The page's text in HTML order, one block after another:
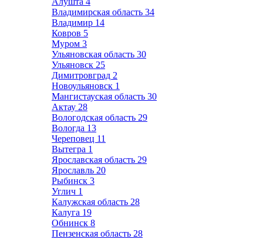
Владимирская область 34
Владимир 14
Ковров 5
Муром 3
Ульяновская область 30
Ульяновск 25
Димитровград 2
Новоульяновск 1
Мангистауская область 30
Актау 28
Вологодская область 29
Вологда 13
Череповец 11
Вытегра 1
Ярославская область 29
Ярославль 20
Рыбинск 3
Углич 1
Калужская область 28
Калуга 19
Обнинск 8
Пензенская область 28